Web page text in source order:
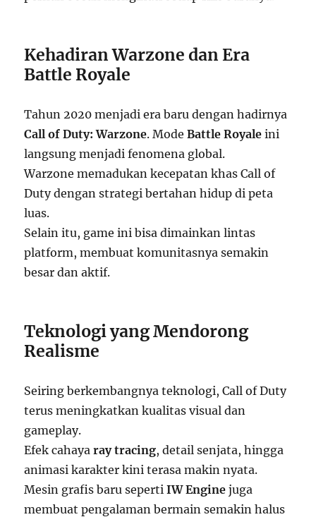
Kehadiran Warzone dan Era
Battle Royale
Tahun 2020 menjadi era baru dengan hadirnya
Call of Duty: Warzone. ModeBattle Royale ini
langsung menjadi fenomena global.
Warzone memadukan kecepatan khas Call of
Duty dengan strategi bertahan hidup di peta
luas.
Selain itu, game ini bisa dimainkan lintas
platform, membuat komunitasnya semakin
besar dan aktif.
Teknologi yang Mendorong
Realisme
Seiring berkembangnya teknologi, Call of Duty
terus meningkatkan kualitas visual dan
gameplay.
Efek cahayaray tracing, detail senjata, hingga
animasi karakter kini terasa makin nyata.
Mesin grafis baru sepertiIW Engine juga
membuat pengalaman bermain semakin halus